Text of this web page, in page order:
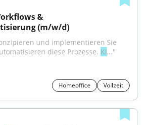
&
(m/w/d)
und implementieren Sie
diese Prozesse. KI..."
Homeoffice Vollzeit